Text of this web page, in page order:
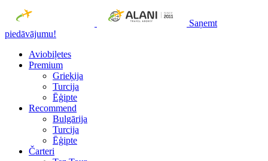
Saņemt
piedāvājumu!
Aviobiļetes
Premium
Grieķija
Turcija
Ēģipte
Recommend
Bulgārija
Turcija
Ēģipte
Čarteri